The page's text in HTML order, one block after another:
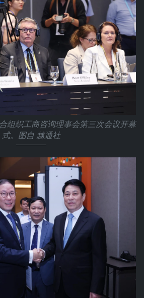
组织工商咨询理事会第三次会议开幕
式。图自 越通社